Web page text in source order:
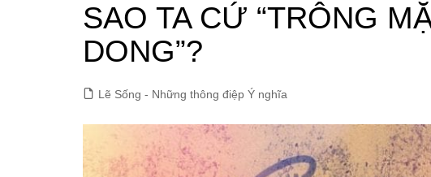
SAO TA CỨ “TRÔNG
DONG”?
Lẽ Sống - Những thông điệp Ý nghĩa